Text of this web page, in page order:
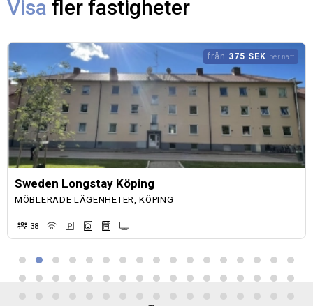
Visa fler fastigheter
från 375 SEK per natt
Sweden Longstay Köping
MÖBLERADE LÄGENHETER, KÖPING
38